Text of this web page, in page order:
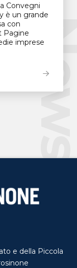
Convegni
è un grande
con
Pagine
imprese
e della Piccola